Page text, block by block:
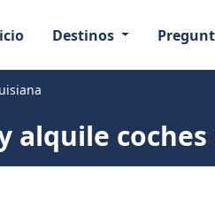
Destinos
alquile